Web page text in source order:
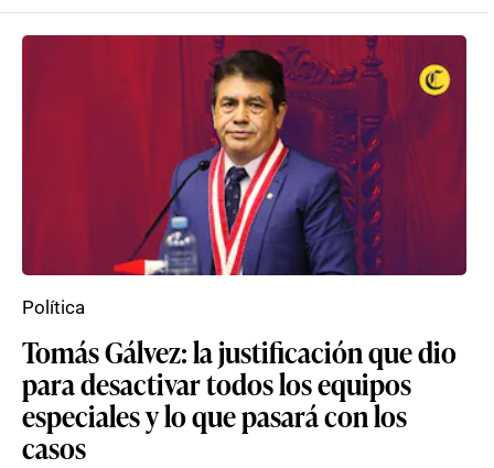
Tomás Gálvez: la justificación que dio
para desactivar todos los equipos
especiales y lo que pasará con los
casos
Política